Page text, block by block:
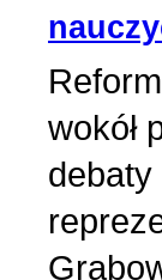
wokół
debaty